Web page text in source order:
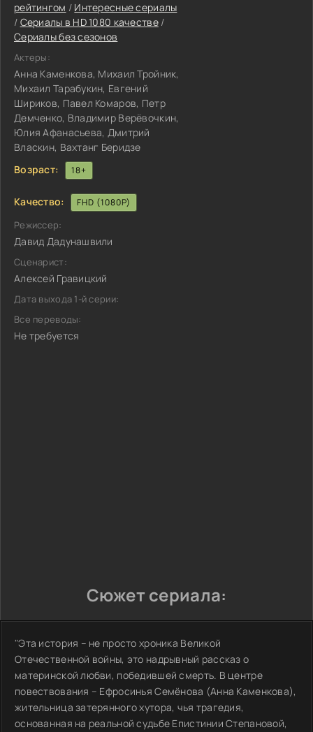
рейтингом / Интересные сериалы
/ Сериалы в HD 1080 качестве/
Сериалы без сезонов
Актеры:
Анна Каменкова, Михаил Тройник,
Михаил Тарабукин, Евгений
Шириков, Павел Комаров, Петр
Демченко, Владимир Верёвочкин,
Юлия Афанасьева, Дмитрий
Власкин, Вахтанг Беридзе
Возраст:
18+
Качество: FHD (1080P)
Режиссер:
Давид Дадунашвили
Сценарист:
Алексей Гравицкий
Дата выхода 1-й серии:
Все переводы:
Не требуется
Сюжет сериала:
"Эта история – не просто хроника Великой
Отечественной войны, это надрывный рассказ о
материнской любви, победившей смерть. В центре
повествования – Ефросинья Семёнова (Анна Каменкова),
жительница затерянного хутора, чья трагедия,
основанная на реальной судьбе Епистинии Степановой,